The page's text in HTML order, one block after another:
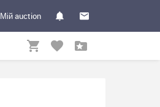
Мій auction